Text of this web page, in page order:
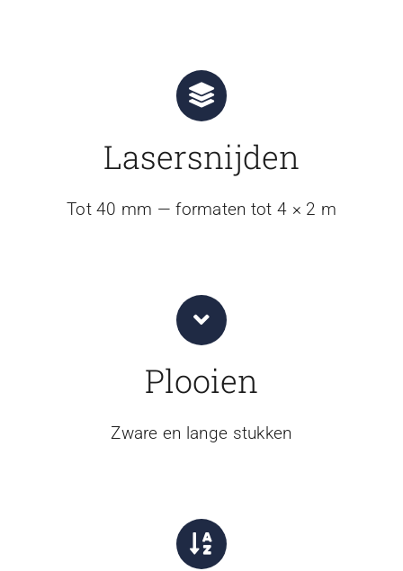
Lasersnijden
Tot 40 mm — formaten tot 4 × 2 m
Plooien
Zware en lange stukken